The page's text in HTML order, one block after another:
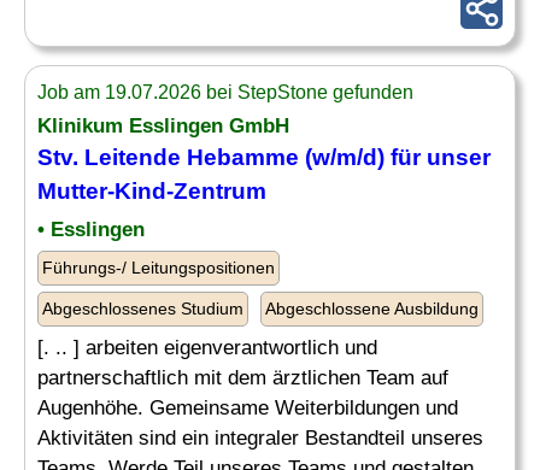
Job am 19.07.2026 bei StepStone gefunden
Klinikum Esslingen GmbH
Stv. Leitende Hebamme (w/m/d) für unser
Mutter-Kind-Zentrum
• Esslingen
Führungs-/ Leitungspositionen
Abgeschlossenes Studium Abgeschlossene Ausbildung
[. .. ] arbeiten eigenverantwortlich und
partnerschaftlich mit dem ärztlichen Team auf
Augenhöhe. Gemeinsame Weiterbildungen und
Aktivitäten sind ein integraler Bestandteil unseres